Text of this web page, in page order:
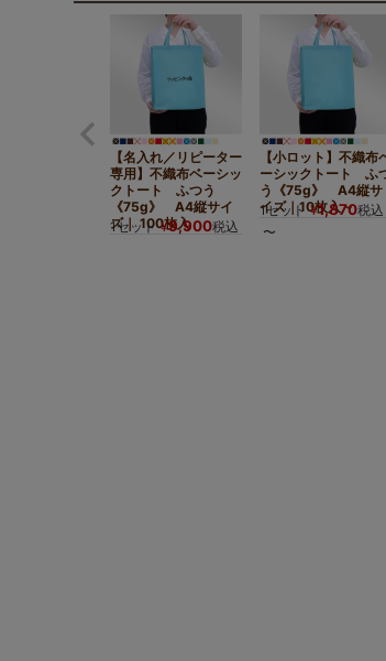
【名入れ／リピーター
専用】不織布ベーシッ
クトート ふつう
《75g》 A4縦サイ
ズ｜ 100枚入
1セット ¥9,900税込
【小ロット】不織布
ーシックトート ふ
う《75g》 A4縦サ
イズ｜10枚入～
1セット ¥1,870税込
〜